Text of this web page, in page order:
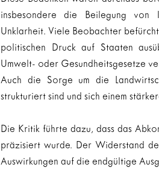
insbesondere die Beilegung von
Unklarheit. Viele Beobachter
politischen Druck auf Staaten
Umwelt- oder Gesundheitsgesetze
Auch die Sorge um die
strukturiert sind und sich einem
Die Kritik führte dazu, dass das
präzisiert wurde. Der Widerstand
Auswirkungen auf die endgültige